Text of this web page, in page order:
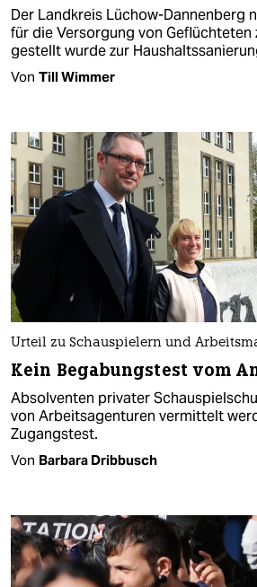
Der Landkreis Lüchow-Dannenberg
für die Versorgung von Geflüchteten
gestellt wurde zur
Von Till Wimmer
Urteil zu Schauspielern und
Kein Begabungstest vom
Absolventen privater
von Arbeitsagenturen vermittelt
Zugangstest.
Von Barbara Dribbusch